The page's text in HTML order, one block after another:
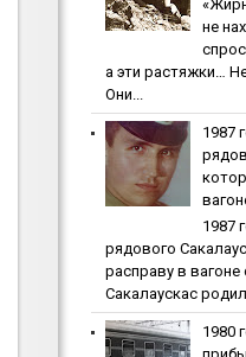
не
а эти растяжки…
Они...
1987
1987
pядoвoгo
pacпpaву в
Сакалаускас
1980